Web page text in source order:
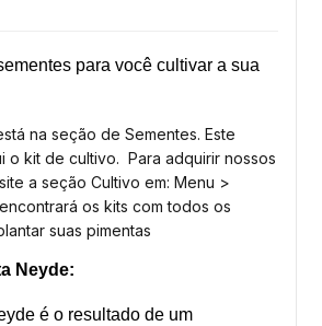
para você cultivar a sua
na seção de Sementes. Este
o kit de cultivo. Para adquirir nossos
a seção Cultivo em: Menu >
os kits com todos os
suas pimentas
Neyde:
é o resultado de um